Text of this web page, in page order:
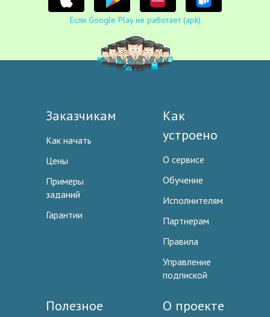
Если Google Play не работает (apk)
Заказчикам
Как начать
Цены
Примеры
заданий
Гарантии
Как
устроено
О сервисе
Обучение
Исполнителям
Партнерам
Правила
Управление
подпиской
Полезное О проекте